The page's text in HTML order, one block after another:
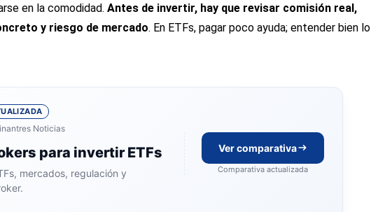
en la comodidad. Antes de invertir, hay que revisar comisión real,
y riesgo de mercado. En ETFs, pagar poco ayuda; entender bien lo
Noticias
para invertir ETFs
mercados, regulación y
Ver comparativa
Comparativa actualizada